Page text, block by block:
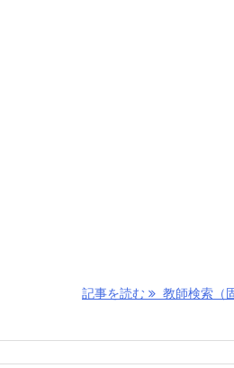
記事を読む 教師検索（